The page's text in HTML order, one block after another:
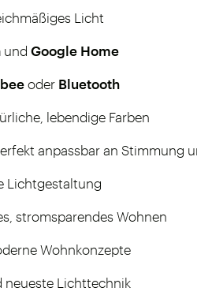
Licht
und Google Home
oder Bluetooth
lebendige Farben
anpassbar an Stimmung
Lichtgestaltung
stromsparendes Wohnen
Wohnkonzepte
neueste Lichttechnik